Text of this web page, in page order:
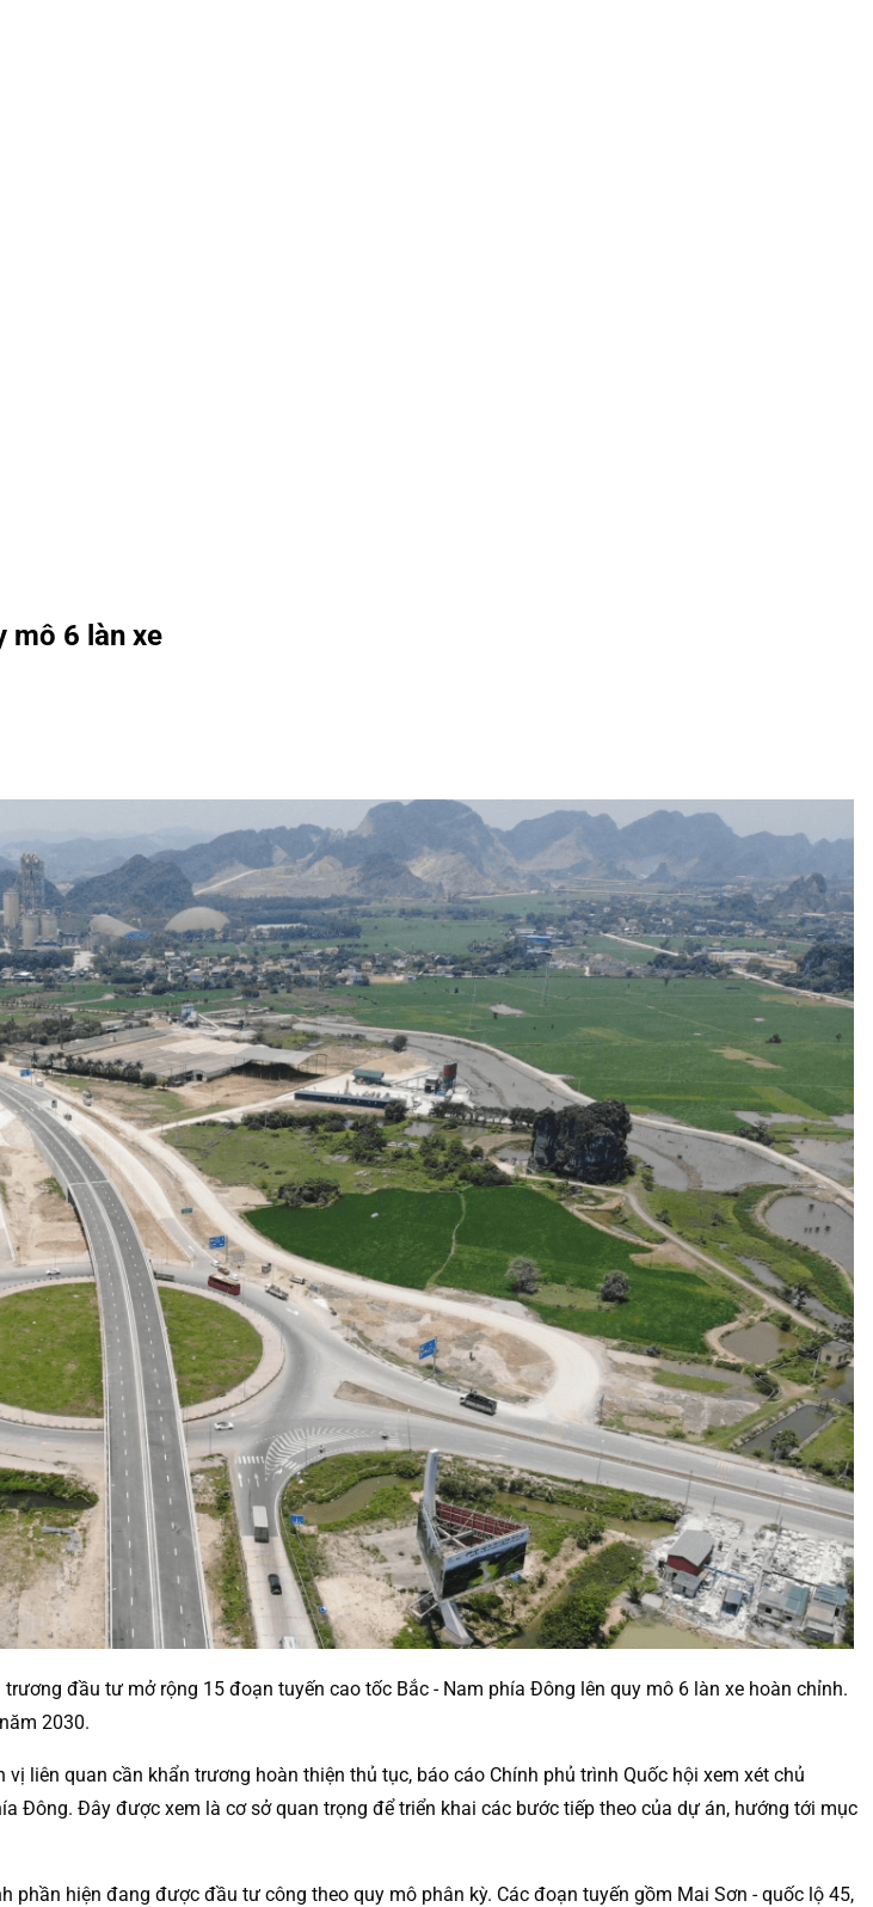
mô 6 làn xe
đầu tư mở rộng 15 đoạn tuyến cao tốc Bắc - Nam phía Đông lên quy mô 6 làn xe hoàn chỉnh.
2030.
liên quan cần khẩn trương hoàn thiện thủ tục, báo cáo Chính phủ trình Quốc hội xem xét chủ
Đông. Đây được xem là cơ sở quan trọng để triển khai các bước tiếp theo của dự án, hướng tới mục
hiện đang được đầu tư công theo quy mô phân kỳ. Các đoạn tuyến gồm Mai Sơn - quốc lộ 45,